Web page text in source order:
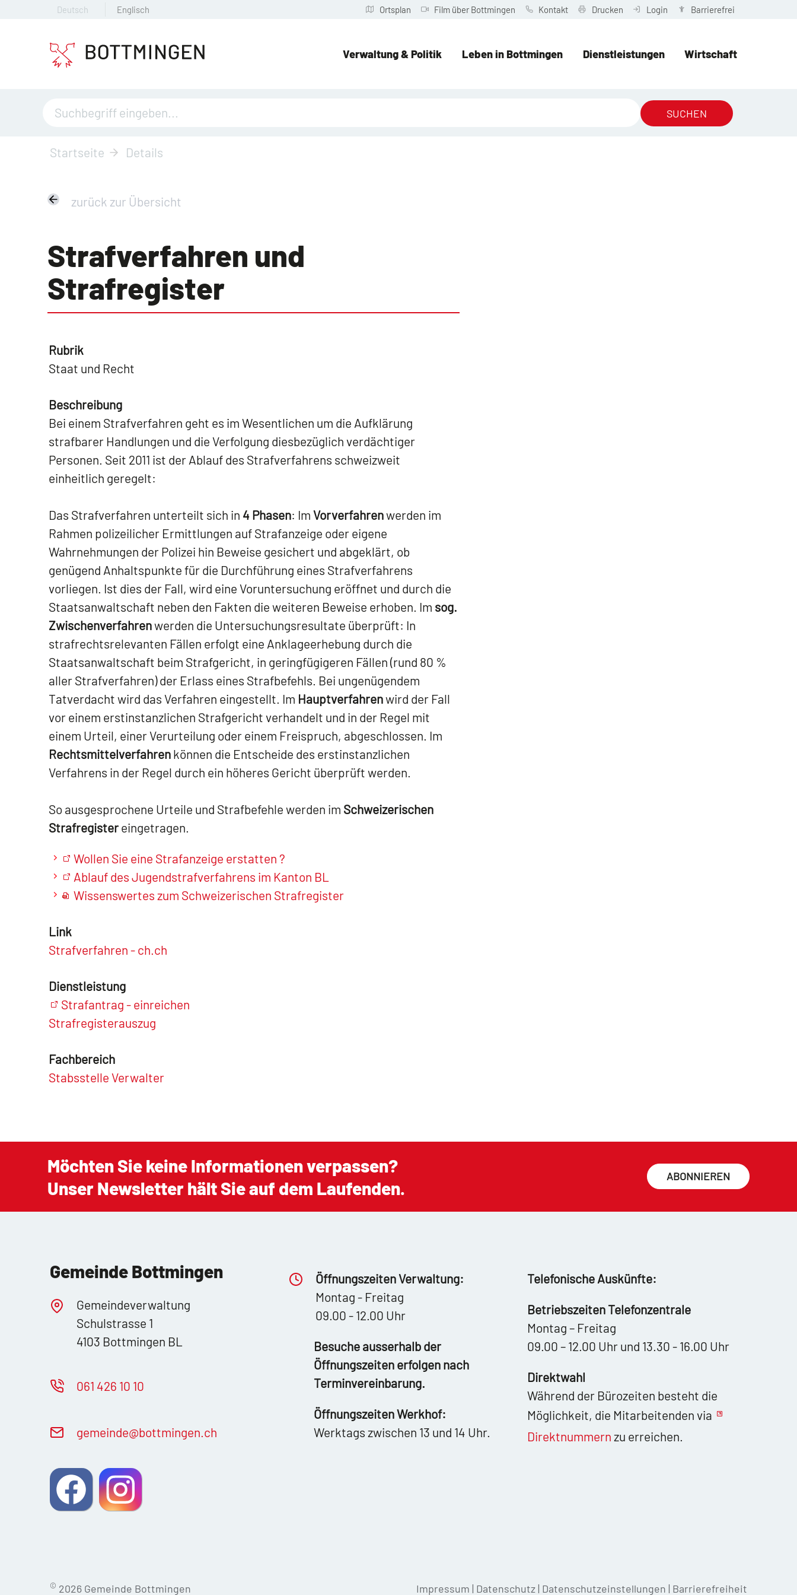
Deutsch Englisch Ortsplan Film über Bottmingen Kontakt Drucken Login Barrierefrei
Verwaltung & Politik Leben in Bottmingen Dienstleistungen Wirtschaft
SUCHEN
Startseite Details
zurück zur Übersicht
Strafverfahren und
Strafregister
Rubrik
Staat und Recht
Beschreibung
Bei einem Strafverfahren geht es im Wesentlichen um die Aufklärung
strafbarer Handlungen und die Verfolgung diesbezüglich verdächtiger
Personen. Seit 2011 ist der Ablauf des Strafverfahrens schweizweit
einheitlich geregelt:
Das Strafverfahren unterteilt sich in 4 Phasen: Im Vorverfahrenwerden im
Rahmen polizeilicher Ermittlungen auf Strafanzeige oder eigene
Wahrnehmungen der Polizei hin Beweise gesichert und abgeklärt, ob
genügend Anhaltspunkte für die Durchführung eines Strafverfahrens
vorliegen. Ist dies der Fall, wird eine Voruntersuchung eröffnet und durch die
Staatsanwaltschaft neben den Fakten die weiteren Beweise erhoben. Im sog.
Zwischenverfahrenwerden die Untersuchungsresultate überprüft: In
strafrechtsrelevanten Fällen erfolgt eine Anklageerhebung durch die
Staatsanwaltschaft beim Strafgericht, in geringfügigeren Fällen (rund 80 %
aller Strafverfahren) der Erlass eines Strafbefehls. Bei ungenügendem
Tatverdacht wird das Verfahren eingestellt. Im Hauptverfahrenwird der Fall
vor einem erstinstanzlichen Strafgericht verhandelt und in der Regel mit
einem Urteil, einer Verurteilung oder einem Freispruch, abgeschlossen. Im
Rechtsmittelverfahren können die Entscheide des erstinstanzlichen
Verfahrens in der Regel durch ein höheres Gericht überprüft werden.
So ausgesprochene Urteile und Strafbefehle werden im Schweizerischen
Strafregister eingetragen.
Wollen Sie eine Strafanzeige erstatten ?
Ablauf des Jugendstrafverfahrens im Kanton BL
Wissenswertes zum Schweizerischen Strafregister
Link
Strafverfahren - ch.ch
Dienstleistung
Strafantrag - einreichen
Strafregisterauszug
Fachbereich
Stabsstelle Verwalter
Möchten Sie keine Informationen verpassen?
Unser Newsletter hält Sie auf dem Laufenden.
ABONNIEREN
Gemeinde Bottmingen
Gemeindeverwaltung
Schulstrasse 1
4103 Bottmingen BL
061 426 10 10
g m nd b ttm ng n ch
Öffnungszeiten Verwaltung:
Montag - Freitag
09.00 - 12.00 Uhr
Besuche ausserhalb der
Öffnungszeiten erfolgen nach
Terminvereinbarung.
Öffnungszeiten Werkhof:
Werktags zwischen 13 und 14 Uhr.
Telefonische Auskünfte:
Betriebszeiten Telefonzentrale
Montag – Freitag
09.00 – 12.00 Uhr und 13.30 - 16.00 Uhr
Direktwahl
Während der Bürozeiten besteht die
Möglichkeit, die Mitarbeitenden via
Direktnummern zu erreichen.
© 2026 Gemeinde Bottmingen Impressum | Datenschutz | Datenschutzeinstellungen | Barrierefreiheit